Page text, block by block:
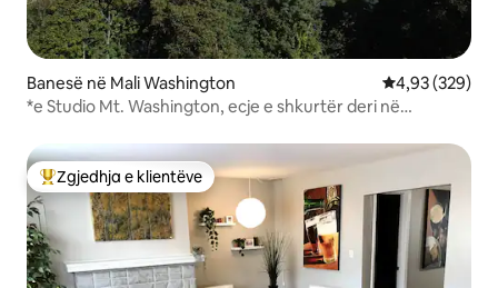
Banesë në Mali Washington Vlerësimi
4,93 (329)
*e Studio Mt. Washington, ecje e shkurtër deri në
Më të mirat e zgjedhjeve të klientëve
Zgjedhja e klientëve